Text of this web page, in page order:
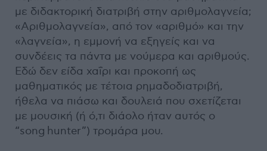
με διδακτορική διατριβή στην αριθμολαγνεία;
«Αριθμολαγνεία», από τον «αριθμό» και την
«λαγνεία», η εμμονή να εξηγείς και να
συνδέεις τα πάντα με νούμερα και αριθμούς.
Εδώ δεν είδα χαΐρι και προκοπή ως
μαθηματικός με τέτοια ρημαδοδιατριβή,
ήθελα να πιάσω και δουλειά που σχετίζεται
με μουσική (ή ό,τι διάολο ήταν αυτός ο
“song hunter”) τρομάρα μου.